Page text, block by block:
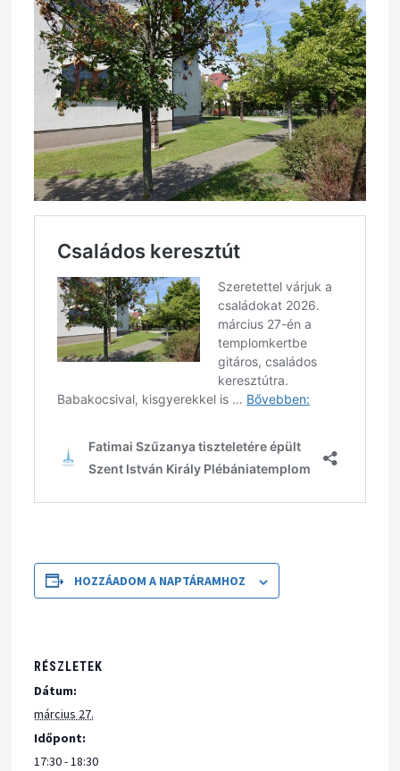
HOZZÁADOM A NAPTÁRAMHOZ
RÉSZLETEK
Dátum:
március 27.
Időpont:
17:30 - 18:30